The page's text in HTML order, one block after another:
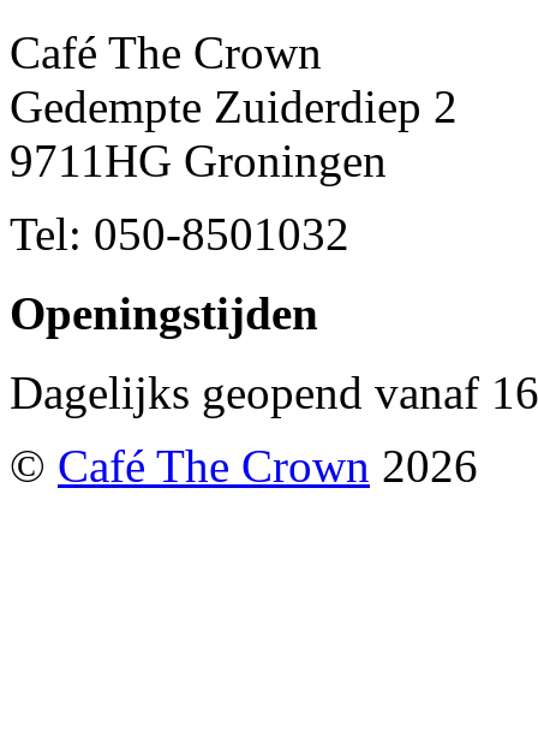
Café The Crown
Gedempte Zuiderdiep 2
9711HG Groningen
Tel: 050-8501032
Openingstijden
Dagelijks geopend vanaf
© Café The Crown 2026